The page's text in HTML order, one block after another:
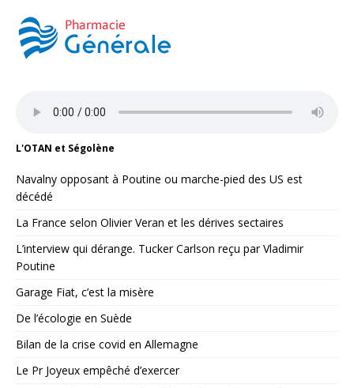
L'OTAN et Ségolène
Navalny opposant à Poutine ou marche-pied des US est
décédé
La France selon Olivier Veran et les dérives sectaires
L’interview qui dérange. Tucker Carlson reçu par Vladimir
Poutine
Garage Fiat, c’est la misère
De l’écologie en Suède
Bilan de la crise covid en Allemagne
Le Pr Joyeux empêché d’exercer